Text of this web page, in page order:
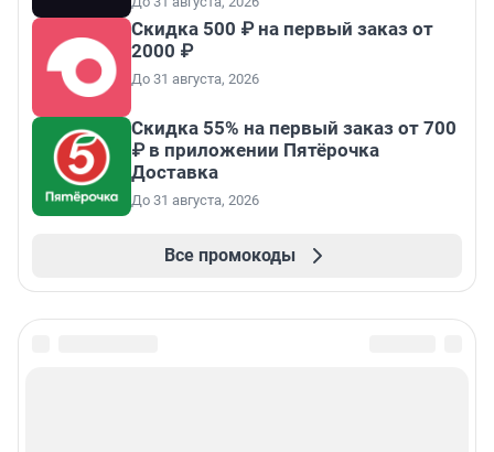
Скидка 500 ₽ на первый заказ от
2000 ₽
До 31 августа, 2026
Скидка 55% на первый заказ от 700
₽ в приложении Пятёрочка
Доставка
До 31 августа, 2026
Все промокоды